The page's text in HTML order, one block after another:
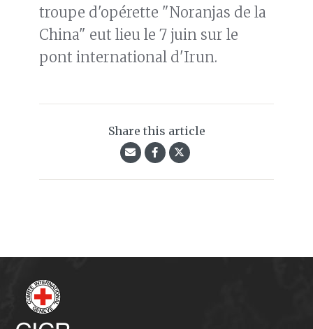
troupe d'opérette "Noranjas de la
China" eut lieu le 7 juin sur le
pont international d'Irun.
Share this article